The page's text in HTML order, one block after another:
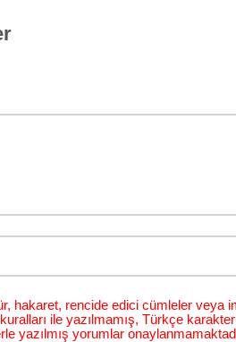
hakaret, rencide edici cümleler veya
ile yazılmamış, Türkçe
yazılmış yorumlar